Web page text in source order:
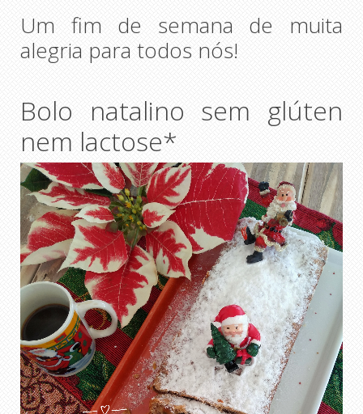
Um fim de semana de muita
alegria para todos nós!
Bolo natalino sem glúten
nem lactose*